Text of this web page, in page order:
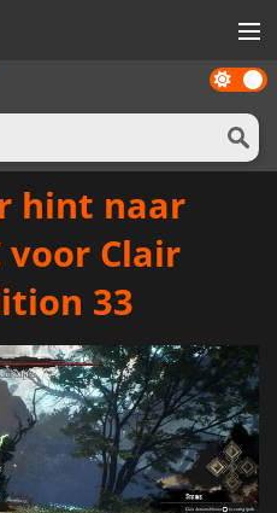
Dark
mode
hint naar
voor Clair
33